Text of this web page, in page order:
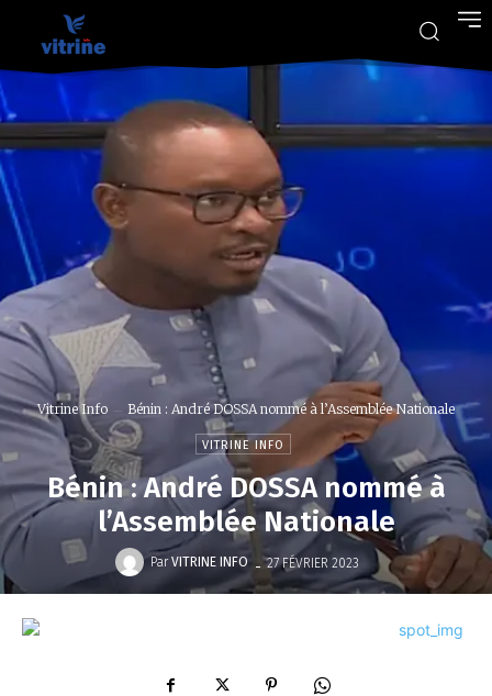
Vitrine Info Bénin : André DOSSA nommé à l’Assemblée Nationale
VITRINE INFO
Bénin : André DOSSA nommé à
l’Assemblée Nationale
Par VITRINE INFO - 27 FÉVRIER 2023